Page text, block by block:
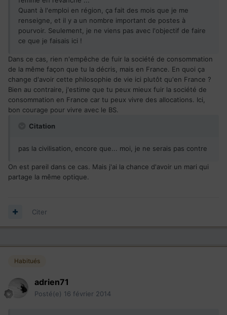
Quant à l'emploi en région, ça fait des mois que je me
renseigne, et il y a un nombre important de postes à
pourvoir. Seulement, je ne viens pas avec l'objectif de faire
ce que je faisais ici !
Dans ce cas, rien n'empêche de fuir la société de consommation
de la même façon que tu la décris, mais en France. En quoi ça
change d'avoir cette philosophie de vie ici plutôt qu'en France ?
Bien au contraire, j'estime que tu peux mieux fuir la société de
consommation en France car tu peux vivre des allocations. Ici,
bon courage pour vivre avec le BS.
Citation
pas la civilisation, encore que... moi, je ne serais pas contre
On est pareil dans ce cas. Mais j'ai la chance d'avoir un mari qui
partage la même optique.
Citer
Habitués
adrien71
Posté(e) 16 février 2014